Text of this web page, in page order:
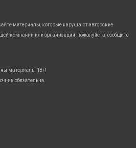
материалы, которые нарушают авторские
компании или организации, пожалуйста, сообщите
материалы 18+!
обязательна.